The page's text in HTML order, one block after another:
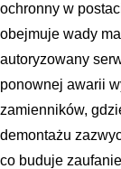
ochronny w
obejmuje wady
autoryzowany
ponownej awarii
zamienników,
demontażu
co buduje